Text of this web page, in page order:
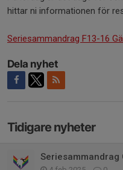
hittar ni informationen för
Seriesammandrag F13-16
Dela nyhet
Tidigare nyheter